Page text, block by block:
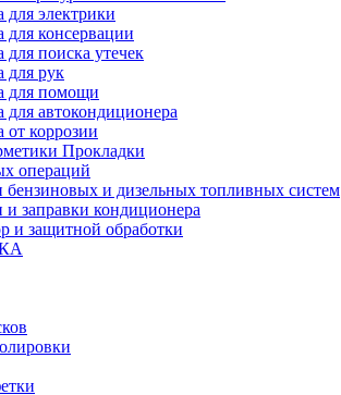
для электрики
для консервации
для поиска утечек
для рук
для помощи
для автокондиционера
от коррозии
Прокладки
операций
бензиновых и дизельных топливных систем
и заправки кондиционера
и защитной обработки